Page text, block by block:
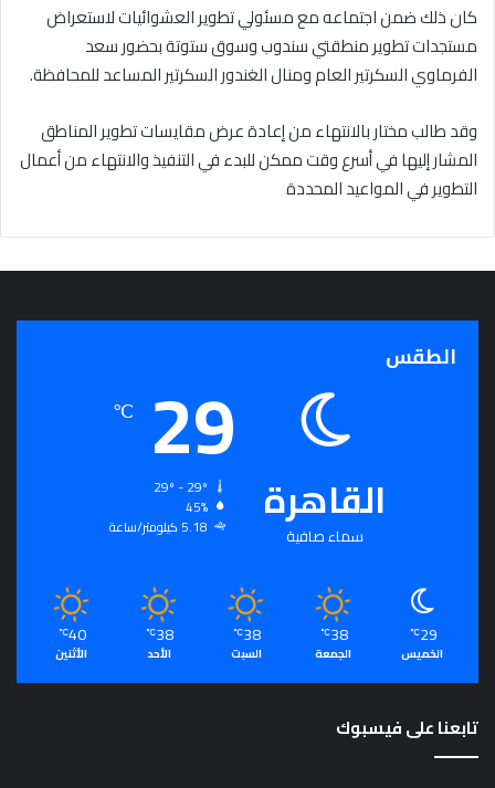
كان ذلك ضمن اجتماعه مع مسئولي تطوير العشوائيات لاستعراض
مستجدات تطوير منطقتي سندوب وسوق ستوتة بحضور سعد
الفرماوي السكرتير العام ومنال الغندور السكرتير المساعد للمحافظة.
وقد طالب مختار بالانتهاء من إعادة عرض مقايسات تطوير المناطق
المشار إليها في أسرع وقت ممكن للبدء في التنفيذ والانتهاء من أعمال
التطوير في المواعيد المحددة
الطقس
القاهرة
سماء صافية
29
℃
45%
5.18 كيلومتر/ساعة
29
℃
الخميس
38
℃
الجمعة
38
℃
السبت
38
℃
الأحد
40
℃
الأثنين
تابعنا على فيسبوك